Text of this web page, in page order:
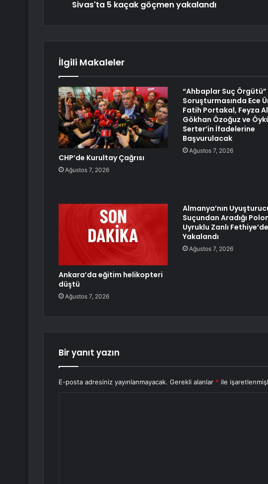
Sivas'ta 5 kaçak göçmen yakalandı
İlgili Makaleler
CHP’de Kurultay Çağrısı
Ağustos 7, 2026
“Ahbaplar Suç Örgütü”
Soruşturmasında Ece
Fatih Portakal, Feyza
Gökhan Özoğuz ve
Serter’in İfadelerine
Başvurulacak
Ağustos 7, 2026
Ankara’da eğitim helikopteri
düştü
Ağustos 7, 2026
Almanya’nın
Suçundan Aradığı
Uyruklu Zanlı Fethiye’de
Yakalandı
Ağustos 7, 2026
Bir yanıt yazın
E-posta adresiniz yayınlanmayacak. Gerekli alanlar * ile